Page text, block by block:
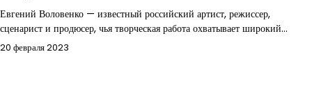
Евгений Воловенко — известный российский артист, режиссер,
сценарист и продюсер, чья творческая работа охватывает широкий…
20 февраля 2023